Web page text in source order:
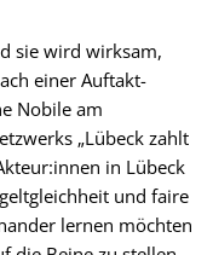
sie wird wirksam,
einer Auftakt-
Nobile am
„Lübeck zahlt
in Lübeck
und faire
lernen möchten